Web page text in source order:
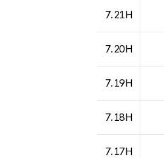
7.21H
7.20H
7.19H
7.18H
7.17H